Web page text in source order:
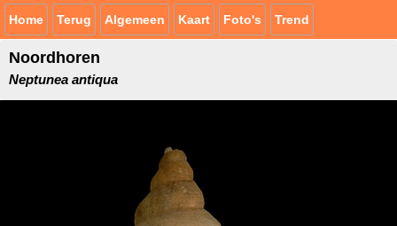
Home Terug Algemeen Kaart Foto's Trend
Noordhoren
Neptunea antiqua